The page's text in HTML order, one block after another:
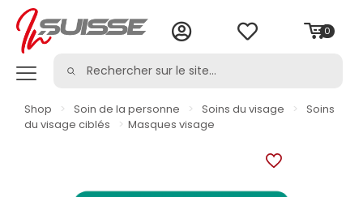
0
Shop > Soin de la personne > Soins du visage >
Soins
du visage ciblés
> Masques visage